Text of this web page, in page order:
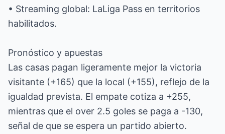
• Streaming global: LaLiga Pass en territorios
habilitados.
Pronóstico y apuestas
Las casas pagan ligeramente mejor la victoria
visitante (+165) que la local (+155), reflejo de la
igualdad prevista. El empate cotiza a +255,
mientras que el over 2.5 goles se paga a -130,
señal de que se espera un partido abierto.